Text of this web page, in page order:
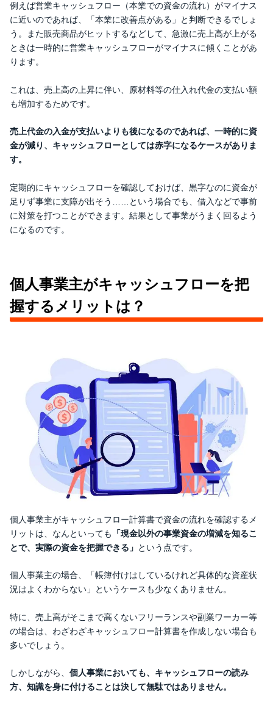
例えば営業キャッシュフロー（本業での資金の流れ）がマイナス
に近いのであれば、「本業に改善点がある」と判断できるでしょ
う。また販売商品がヒットするなどして、急激に売上高が上がる
ときは一時的に営業キャッシュフローがマイナスに傾くことがあ
ります。
これは、売上高の上昇に伴い、原材料等の仕入れ代金の支払い額
も増加するためです。
売上代金の入金が支払いよりも後になるのであれば、一時的に資
金が減り、キャッシュフローとしては赤字になるケースがありま
す。
定期的にキャッシュフローを確認しておけば、黒字なのに資金が
足りず事業に支障が出そう……という場合でも、借入などで事前
に対策を打つことができます。結果として事業がうまく回るよう
になるのです。
個人事業主がキャッシュフローを把
握するメリットは？
個人事業主がキャッシュフロー計算書で資金の流れを確認するメ
リットは、なんといっても
「現金以外の事業資金の増減を知るこ
とで、実際の資金を把握できる」 という点です。
個人事業主の場合、「帳簿付けはしているけれど具体的な資産状
況はよくわからない」というケースも少なくありません。
特に、売上高がそこまで高くないフリーランスや副業ワーカー等
の場合は、わざわざキャッシュフロー計算書を作成しない場合も
多いでしょう。
しかしながら、 個人事業においても、キャッシュフローの読み
方、知識を身に付けることは決して無駄ではありません。